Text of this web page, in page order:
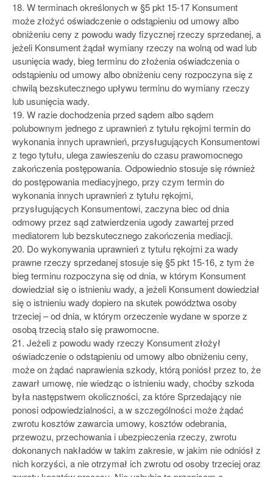
18. W terminach określonych w §5 pkt 15-17 Konsument
może złożyć oświadczenie o odstąpieniu od umowy albo
obniżeniu ceny z powodu wady fizycznej rzeczy sprzedanej, a
jeżeli Konsument żądał wymiany rzeczy na wolną od wad lub
usunięcia wady, bieg terminu do złożenia oświadczenia o
odstąpieniu od umowy albo obniżeniu ceny rozpoczyna się z
chwilą bezskutecznego upływu terminu do wymiany rzeczy
lub usunięcia wady.
19. W razie dochodzenia przed sądem albo sądem
polubownym jednego z uprawnień z tytułu rękojmi termin do
wykonania innych uprawnień, przysługujących Konsumentowi
z tego tytułu, ulega zawieszeniu do czasu prawomocnego
zakończenia postępowania. Odpowiednio stosuje się również
do postępowania mediacyjnego, przy czym termin do
wykonania innych uprawnień z tytułu rękojmi,
przysługujących Konsumentowi, zaczyna biec od dnia
odmowy przez sąd zatwierdzenia ugody zawartej przed
mediatorem lub bezskutecznego zakończenia mediacji.
20. Do wykonywania uprawnień z tytułu rękojmi za wady
prawne rzeczy sprzedanej stosuje się §5 pkt 15-16, z tym że
bieg terminu rozpoczyna się od dnia, w którym Konsument
dowiedział się o istnieniu wady, a jeżeli Konsument dowiedział
się o istnieniu wady dopiero na skutek powództwa osoby
trzeciej – od dnia, w którym orzeczenie wydane w sporze z
osobą trzecią stało się prawomocne.
21. Jeżeli z powodu wady rzeczy Konsument złożył
oświadczenie o odstąpieniu od umowy albo obniżeniu ceny,
może on żądać naprawienia szkody, którą poniósł przez to, że
zawarł umowę, nie wiedząc o istnieniu wady, choćby szkoda
była następstwem okoliczności, za które Sprzedający nie
ponosi odpowiedzialności, a w szczególności może żądać
zwrotu kosztów zawarcia umowy, kosztów odebrania,
przewozu, przechowania i ubezpieczenia rzeczy, zwrotu
dokonanych nakładów w takim zakresie, w jakim nie odniósł z
nich korzyści, a nie otrzymał ich zwrotu od osoby trzeciej oraz